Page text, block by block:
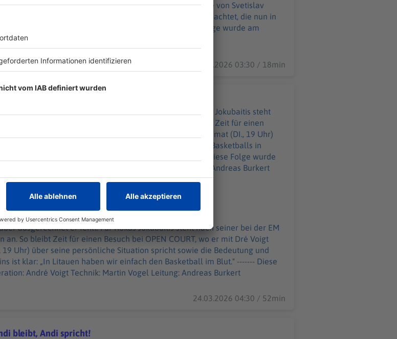
ja) letzten internationalen Spiel in der großen Karriere von Svetislav
dabei und hat die Nachwuchstalente des FCBB beobachtet, die nun in
Infos gibt's nirgends! ------- Diese Folge wurde am
14.04.2026 aufgenommen. Technik: Martin Vogel Leitung: Andreas Burkert
15.04.2026 03:30 / 18min
OPEN COURT
- Rokas bei OPEN COURT
ist in Kaunas, aber ausgerechnet er fehlt: Für Rokas Jokubaitis steht
Knieverletzung weiter Reha statt Reisen an. So bleibt Zeit für einen
er mit Dré Voigt passend zum Auswärtsspiel in seiner Heimat (DI., 19 Uhr)
spricht sowie die Bedeutung und Gegebenheiten des Basketballs in
wir einfach den Basketball im Blut." ------- Diese Folge wurde
Moderation: André Voigt Technik: Martin Vogel Leitung: Andreas Burkert
ausgerechnet er fehlt: Für Rokas Jokubaitis steht nach seiner bei der EM
So bleibt Zeit für einen Besuch bei OPEN COURT, wo er mit Dré Voigt
Uhr) über seine persönliche Situation spricht sowie die Bedeutung und
„In Litauen haben wir einfach den Basketball im Blut." ------- Diese
André Voigt Technik: Martin Vogel Leitung: Andreas Burkert
24.03.2026 04:30 / 52min
bleibt, Andi spricht!